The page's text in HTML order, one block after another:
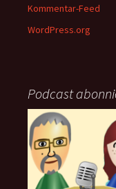
Kommentar-Feed
WordPress.org
Podcast